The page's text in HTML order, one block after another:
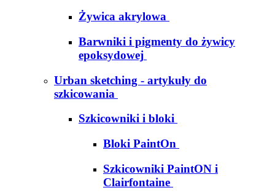
Żywica akrylowa
Barwniki i pigmenty do żywicy
epoksydowej
Urban sketching - artykuły do
szkicowania
Szkicowniki i bloki
Bloki PaintOn
Szkicowniki PaintON i
Clairfontaine